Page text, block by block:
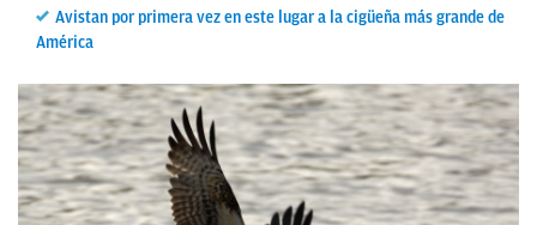
Avistan por primera vez en este lugar a la cigüeña más grande de
América